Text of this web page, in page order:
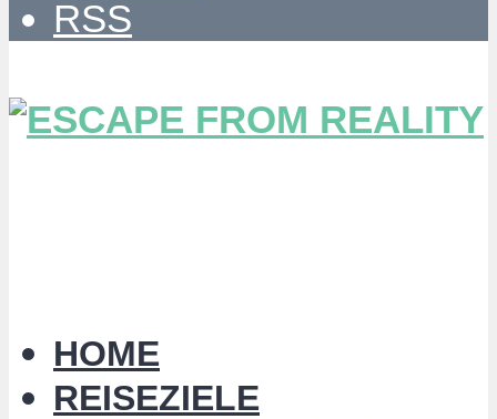
RSS
HOME
REISEZIELE